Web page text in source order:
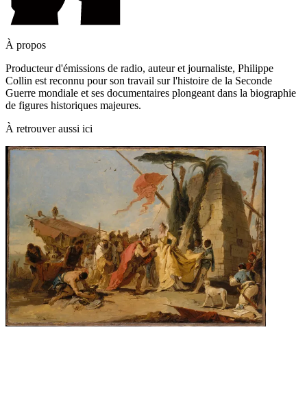
À propos
Producteur d'émissions de radio, auteur et journaliste, Philippe
Collin est reconnu pour son travail sur l'histoire de la Seconde
Guerre mondiale et ses documentaires plongeant dans la biographie
de figures historiques majeures.
À retrouver aussi ici